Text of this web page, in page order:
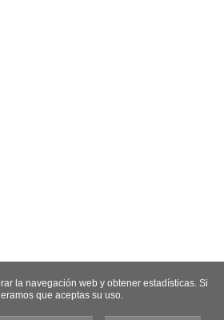
la navegación web y obtener estadísticas. Si
que aceptas su uso.